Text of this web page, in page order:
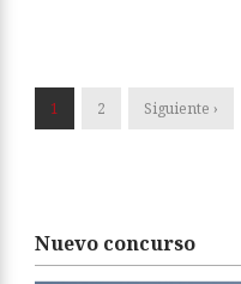
1 2 Siguiente ›
Nuevo concurso